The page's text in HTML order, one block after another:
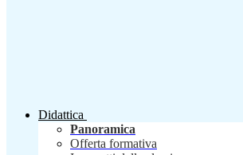
Didattica
Panoramica
Offerta formativa